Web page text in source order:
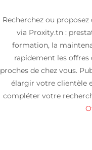
Recherchez ou
via Proxity.tn :
formation, la
rapidement les offres
proches de chez vous.
élargir votre clientèle
compléter votre